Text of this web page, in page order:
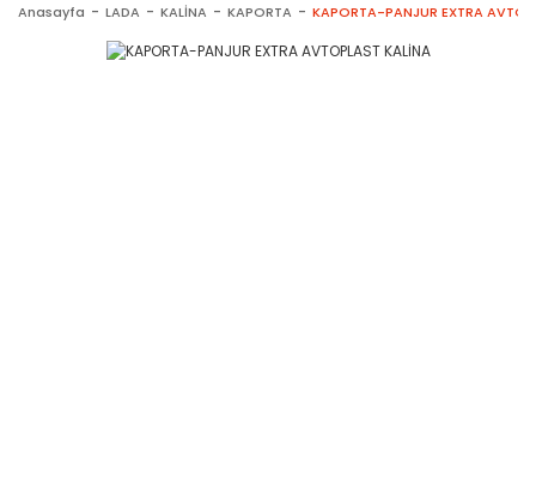
Anasayfa LADA KALİNA KAPORTA KAPORTA-PANJUR EXTRA